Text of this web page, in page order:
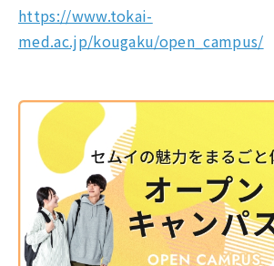
https://www.tokai-
med.ac.jp/kougaku/open_campus/